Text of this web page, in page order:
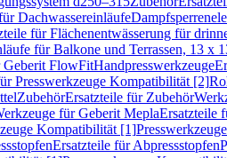
Dachwassereinläufe
für Flächenentwässerung für
für Balkone und Terrassen, 13 x
Geberit FlowFitHandpresswerkzeuge
Presswerkzeuge Kompatibilität [2]
ZubehörErsatzteile für Zubehör
für Geberit MeplaErsatzteile
Kompatibilität [1]
Ersatzteile für Abpressstopfen